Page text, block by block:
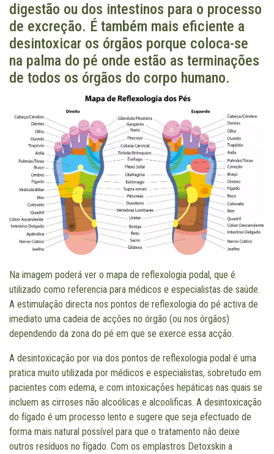
digestão ou dos intestinos para o processo
de excreção. É também mais eficiente a
desintoxicar os órgãos porque coloca-se
na palma do pé onde estão as terminações
de todos os órgãos do corpo humano.
Na imagem poderá ver o mapa de reflexologia podal, que é
utilizado como referencia para médicos e especialistas de saúde.
A estimulação directa nos pontos de reflexologia do pé activa de
imediato uma cadeia de acções no órgão (ou nos órgãos)
dependendo da zona do pé em que se exerce essa acção.
A desintoxicação por via dos pontos de reflexologia podal é uma
pratica muito utilizada por médicos e especialistas, sobretudo em
pacientes com edema, e com intoxicações hepáticas nas quais se
incluem as cirroses não alcoólicas e alcoolificas. A desintoxicação
do fígado é um processo lento e sugere que seja efectuado de
forma mais natural possível para que o tratamento não deixe
outros resíduos no fígado. Com os emplastros Detoxskin a